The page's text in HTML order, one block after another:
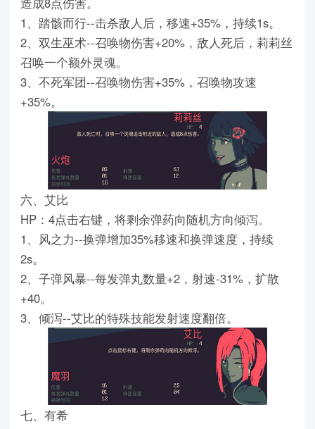
1、踏骸而行--击杀敌人后，移速+35%，持续1s。
2、双生巫术--召唤物伤害+20%，敌人死后，莉莉丝
召唤一个额外灵魂。
3、不死军团--召唤物伤害+35%，召唤物攻速
+35%。
六、艾比
HP：4点击右键，将剩余弹药向随机方向倾泻。
1、风之力--换弹增加35%移速和换弹速度，持续
2s。
2、子弹风暴--每发弹丸数量+2，射速-31%，扩散
+40。
3、倾泻--艾比的特殊技能发射速度翻倍。
七、有希